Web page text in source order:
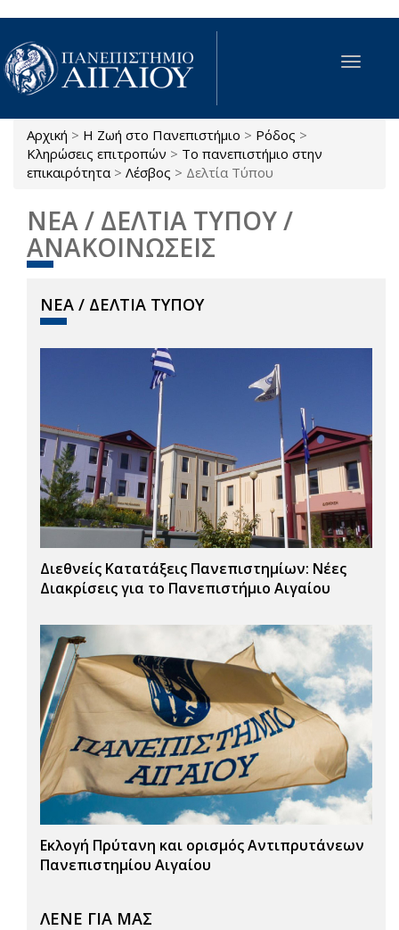
Παράκαμψη προς το κυρίως περιεχόμενο
Toggle
Είστε εδώ
Αρχική > Η Ζωή στο Πανεπιστήμιο > Ρόδος >
Κληρώσεις επιτροπών > Το πανεπιστήμιο στην
επικαιρότητα > Λέσβος > Δελτία Τύπου
ΝΕΑ / ΔΕΛΤΙΑ ΤΥΠΟΥ /
ΑΝΑΚΟΙΝΩΣΕΙΣ
ΝΕΑ / ΔΕΛΤΙΑ ΤΥΠΟΥ
Διεθνείς Κατατάξεις Πανεπιστημίων: Νέες
Διακρίσεις για το Πανεπιστήμιο Αιγαίου
Εκλογή Πρύτανη και ορισμός Αντιπρυτάνεων
Πανεπιστημίου Αιγαίου
ΛΕΝΕ ΓΙΑ ΜΑΣ